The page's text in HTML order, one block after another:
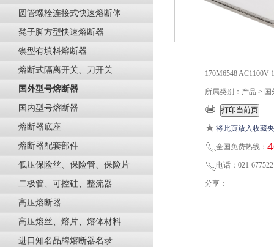
圆管螺栓连接式快速熔断体
凳子脚方型快速熔断器
锲型有填料熔断器
熔断式隔离开关、刀开关
国外型号熔断器
国内型号熔断器
熔断器底座
熔断器配套部件
低压保险丝、保险管、保险片
二极管、可控硅、整流器
高压熔断器
高压熔丝、熔片、熔体材料
进口知名品牌熔断器名录
170M6548
所属类别：产品 >
将此页放入收藏夹
全国免费热线：
电话：021-
分享：